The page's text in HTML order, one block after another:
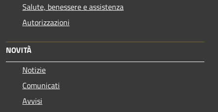
Salute, benessere e assistenza
Autorizzazioni
NOVITÀ
Notizie
Comunicati
Avvisi